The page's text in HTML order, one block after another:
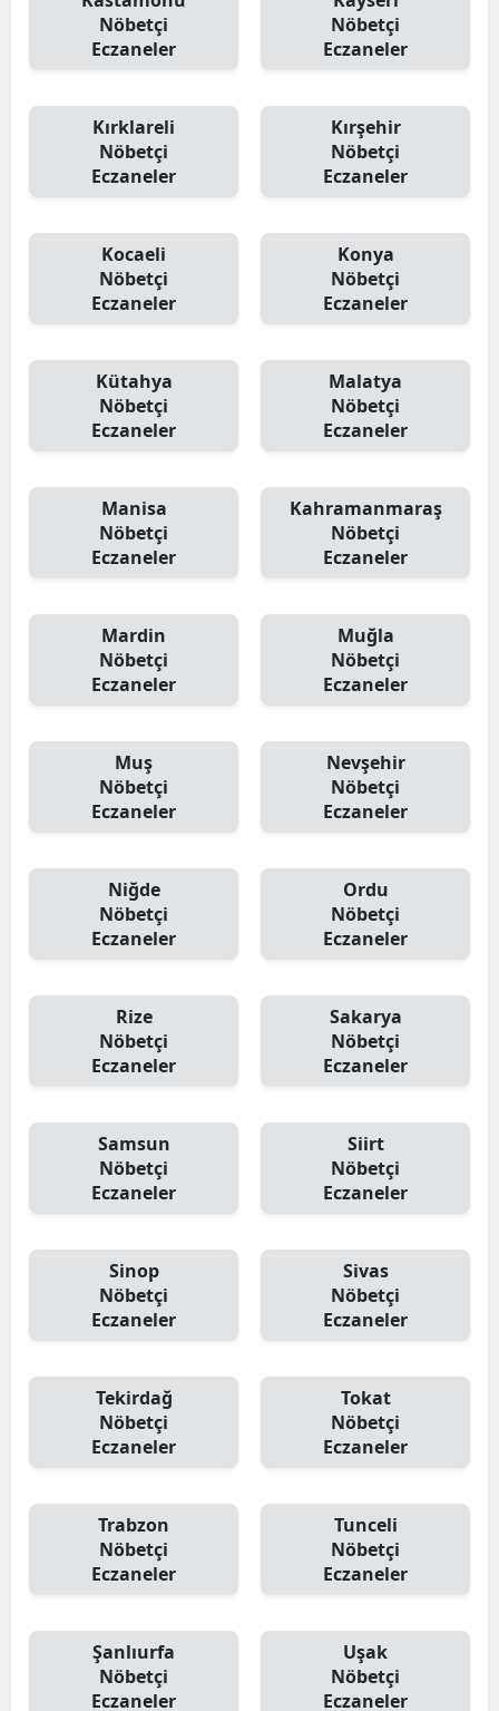
Nöbetçi
Eczaneler
Nöbetçi
Eczaneler
Kırklareli
Nöbetçi
Eczaneler
Kırşehir
Nöbetçi
Eczaneler
Kocaeli
Nöbetçi
Eczaneler
Konya
Nöbetçi
Eczaneler
Kütahya
Nöbetçi
Eczaneler
Malatya
Nöbetçi
Eczaneler
Manisa
Nöbetçi
Eczaneler
Kahramanmaraş
Nöbetçi
Eczaneler
Mardin
Nöbetçi
Eczaneler
Muğla
Nöbetçi
Eczaneler
Muş
Nöbetçi
Eczaneler
Nevşehir
Nöbetçi
Eczaneler
Niğde
Nöbetçi
Eczaneler
Ordu
Nöbetçi
Eczaneler
Rize
Nöbetçi
Eczaneler
Sakarya
Nöbetçi
Eczaneler
Samsun
Nöbetçi
Eczaneler
Siirt
Nöbetçi
Eczaneler
Sinop
Nöbetçi
Eczaneler
Sivas
Nöbetçi
Eczaneler
Tekirdağ
Nöbetçi
Eczaneler
Tokat
Nöbetçi
Eczaneler
Trabzon
Nöbetçi
Eczaneler
Tunceli
Nöbetçi
Eczaneler
Şanlıurfa
Nöbetçi
Eczaneler
Uşak
Nöbetçi
Eczaneler